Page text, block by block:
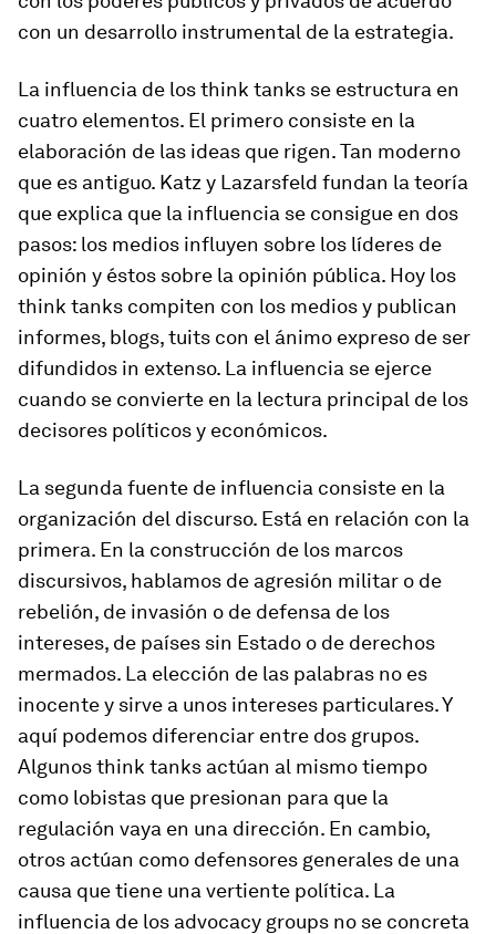
con un desarrollo instrumental de la estrategia.
La influencia de losthink tanks se estructura en
cuatro elementos. El primero consiste en la
elaboración de las ideas que rigen. Tan moderno
que es antiguo. Katz y Lazarsfeld fundan la teoría
que explica que la influencia se consigue en dos
pasos: los medios influyen sobre los líderes de
opinión y éstos sobre la opinión pública. Hoy los
think tanks compiten con los medios y publican
informes, blogs, tuits con el ánimo expreso de ser
difundidos in extenso. La influencia se ejerce
cuando se convierte en la lectura principal de los
decisores políticos y económicos.
La segunda fuente de influencia consiste en la
organización del discurso. Está en relación con la
primera. En la construcción de los marcos
discursivos, hablamos de agresión militar o de
rebelión, de invasión o de defensa de los
intereses, de países sin Estado o de derechos
mermados. La elección de las palabras no es
inocente y sirve a unos intereses particulares. Y
aquí podemos diferenciar entre dos grupos.
Algunosthink tanks actúan al mismo tiempo
como lobistas que presionan para que la
regulación vaya en una dirección. En cambio,
otros actúan como defensores generales de una
causa que tiene una vertiente política. La
influencia de los advocacy groups no se concreta